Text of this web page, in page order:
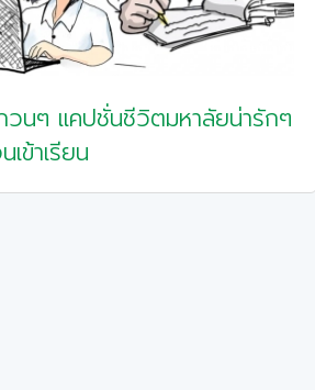
นๆ แคปชั่นชีวิตมหาลัยน่ารักๆ
เข้าเรียน